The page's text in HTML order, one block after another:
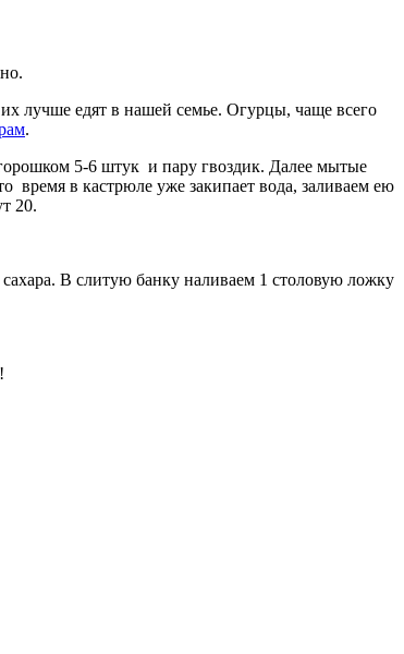
лучше едят в нашей семье. Огурцы, чаще всего
.
5-6 штук и пару гвоздик. Далее мытые
время в кастрюле уже закипает вода, заливаем ею
20.
В слитую банку наливаем 1 столовую ложку